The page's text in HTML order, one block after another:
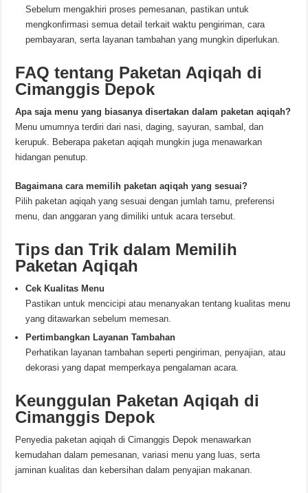
Sebelum mengakhiri proses pemesanan, pastikan untuk
mengkonfirmasi semua detail terkait waktu pengiriman, cara
pembayaran, serta layanan tambahan yang mungkin diperlukan.
FAQ tentang Paketan Aqiqah di
Cimanggis Depok
Apa saja menu yang biasanya disertakan dalam paketan aqiqah?
Menu umumnya terdiri dari nasi, daging, sayuran, sambal, dan
kerupuk. Beberapa paketan aqiqah mungkin juga menawarkan
hidangan penutup.
Bagaimana cara memilih paketan aqiqah yang sesuai?
Pilih paketan aqiqah yang sesuai dengan jumlah tamu, preferensi
menu, dan anggaran yang dimiliki untuk acara tersebut.
Tips dan Trik dalam Memilih
Paketan Aqiqah
Cek Kualitas Menu
Pastikan untuk mencicipi atau menanyakan tentang kualitas menu
yang ditawarkan sebelum memesan.
Pertimbangkan Layanan Tambahan
Perhatikan layanan tambahan seperti pengiriman, penyajian, atau
dekorasi yang dapat memperkaya pengalaman acara.
Keunggulan Paketan Aqiqah di
Cimanggis Depok
Penyedia paketan aqiqah di Cimanggis Depok menawarkan
kemudahan dalam pemesanan, variasi menu yang luas, serta
jaminan kualitas dan kebersihan dalam penyajian makanan.